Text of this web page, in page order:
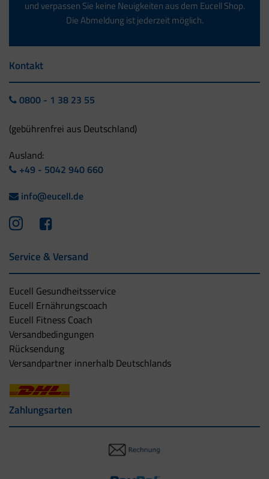
und verpassen Sie keine Neuigkeiten aus dem Eucell Shop.
Die Abmeldung ist jederzeit möglich.
Kontakt
0800 - 1 38 23 55
(gebührenfrei aus Deutschland)
Ausland:
+49 - 5042 940 660
info@eucell.de
Service & Versand
Eucell Gesundheitsservice
Eucell Ernährungscoach
Eucell Fitness Coach
Versandbedingungen
Rücksendung
Versandpartner innerhalb Deutschlands
Zahlungsarten